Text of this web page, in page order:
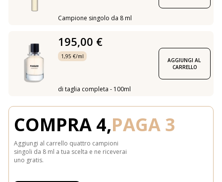
Campione singolo da 8 ml
195,00 €
1,95 €/ml
di taglia completa - 100ml
AGGIUNGI AL
CARRELLO
COMPRA 4,PAGA 3
Aggiungi al carrello quattro campioni
singoli da 8 ml a tua scelta e ne riceverai
uno gratis.